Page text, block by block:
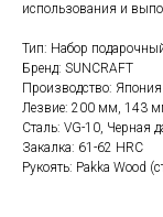
использования и
Тип: Набор
Бренд: SUNCRAFT
Производство: Япония
Лезвие: 200 мм, 143
Сталь: VG-10, Черная
Закалка: 61-62 HRC
Рукоять: Pakka Wood